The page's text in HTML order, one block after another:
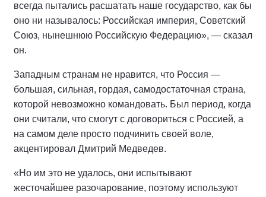
всегда пытались расшатать наше государство, как бы
оно ни называлось: Российская империя, Советский
Союз, нынешнюю Российскую Федерацию», — сказал
он.
Западным странам не нравится, что Россия —
большая, сильная, гордая, самодостаточная страна,
которой невозможно командовать. Был период, когда
они считали, что смогут с договориться с Россией, а
на самом деле просто подчинить своей воле,
акцентировал Дмитрий Медведев.
«Но им это не удалось, они испытывают
жесточайшее разочарование, поэтому используют